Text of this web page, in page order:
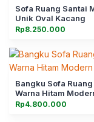
Sofa Ruang Santai
Unik Oval Kacang
Rp8.250.000
Bangku Sofa
Warna Hitam
Rp4.800.000